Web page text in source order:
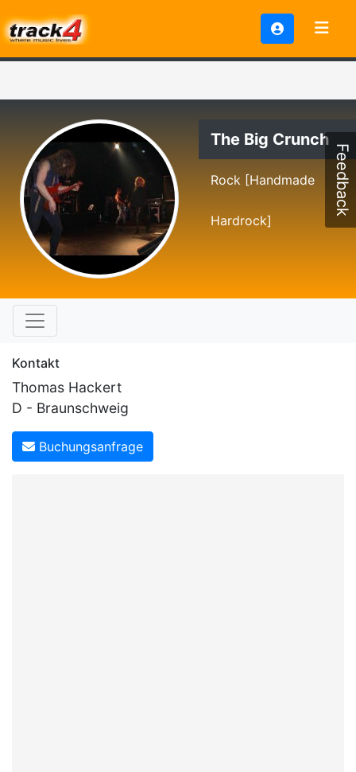
The Big Crunch
Rock [Handmade
Hardrock]
Kontakt
Thomas Hackert
D - Braunschweig
Buchungsanfrage
Feedback